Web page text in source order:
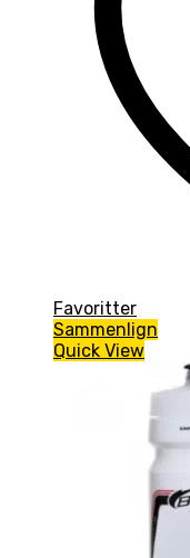
Favoritter
Sammenlign
Quick View